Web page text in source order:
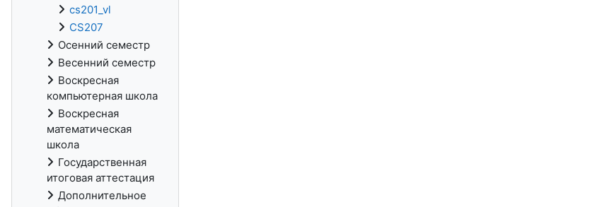
cs201_vl
CS207
Осенний семестр
Весенний семестр
Воскресная
компьютерная школа
Воскресная
математическая
школа
Государственная
итоговая аттестация
Дополнительное